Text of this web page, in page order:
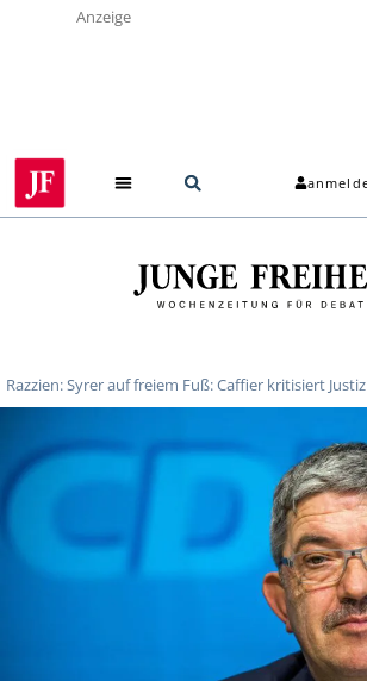
Anzeige
Razzien: Syrer auf freiem Fuß: Caffier kritisiert Justiz